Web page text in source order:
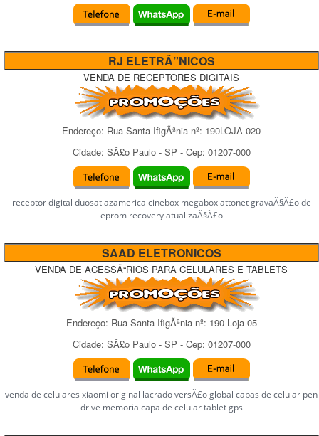
RJ ELETRÃ”NICOS
VENDA DE RECEPTORES DIGITAIS
Endereço: Rua Santa IfigÃªnia nº: 190LOJA 020
Cidade: SÃ£o Paulo- SP - Cep: 01207-000
receptor digital duosat azamerica cinebox megabox attonet gravaÃ§Ã£o de
eprom recovery atualizaÃ§Ã£o
SAAD ELETRONICOS
VENDA DE ACESSÃ“RIOS PARA CELULARES E TABLETS
Endereço: Rua Santa IfigÃªnianº: 190 Loja 05
Cidade: SÃ£o Paulo- SP - Cep: 01207-000
venda de celulares xiaomi original lacrado versÃ£o global capas de celular pen
drive memoria capa de celular tablet gps